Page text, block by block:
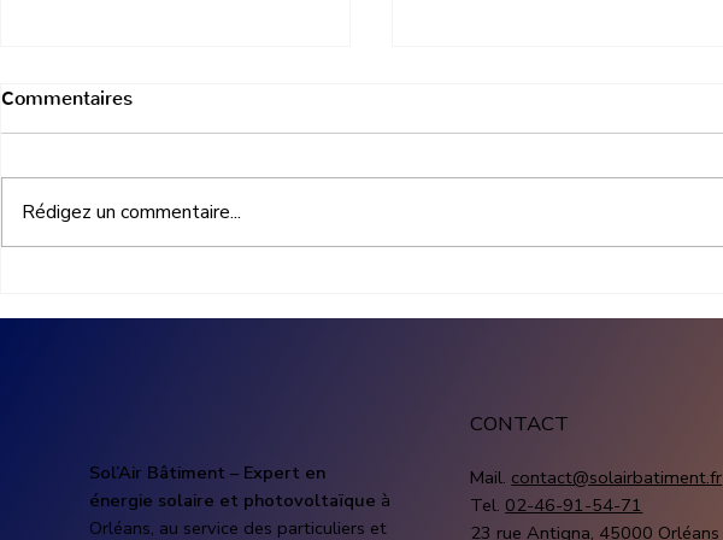
entreprise : quelles
photovoltaïque entreprise :
Commentaires
Rédigez un commentaire...
Sol’Air Bâtiment – Expert en
énergie solaire et photovoltaïque à
Orléans, au service des particuliers et
CONTACT
Mail. contact@solairbatiment.fr
Tel. 02-46-91-54-71
23 rue Antigna, 45000 Orléans